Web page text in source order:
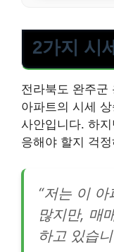
2가지 시
전라북도 완주군
아파트의 시세
사안입니다. 하
응해야 할지 걱
“저는 이
많지만, 매
하고 있습